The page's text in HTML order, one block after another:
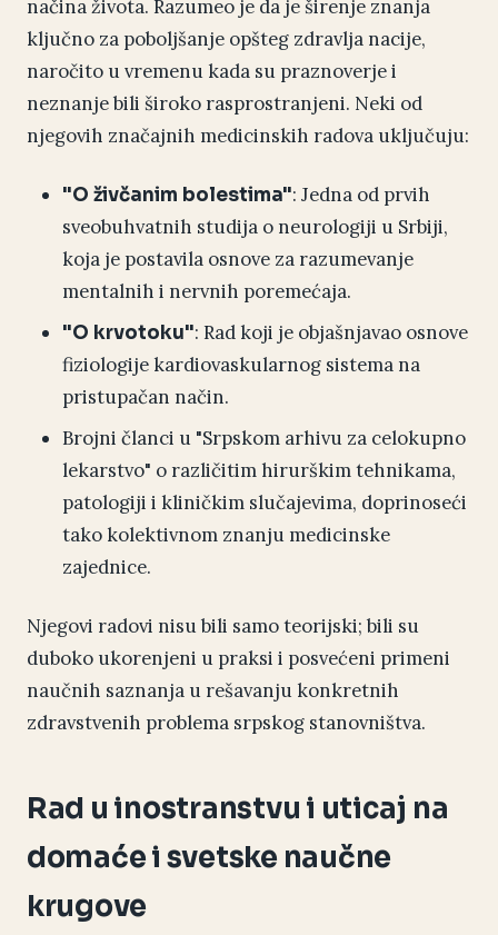
načina života. Razumeo je da je širenje znanja
ključno za poboljšanje opšteg zdravlja nacije,
naročito u vremenu kada su praznoverje i
neznanje bili široko rasprostranjeni. Neki od
njegovih značajnih medicinskih radova uključuju:
"O živčanim bolestima": Jedna od prvih
sveobuhvatnih studija o neurologiji u Srbiji,
koja je postavila osnove za razumevanje
mentalnih i nervnih poremećaja.
"O krvotoku": Rad koji je objašnjavao osnove
fiziologije kardiovaskularnog sistema na
pristupačan način.
Brojni članci u "Srpskom arhivu za celokupno
lekarstvo" o različitim hirurškim tehnikama,
patologiji i kliničkim slučajevima, doprinoseći
tako kolektivnom znanju medicinske
zajednice.
Njegovi radovi nisu bili samo teorijski; bili su
duboko ukorenjeni u praksi i posvećeni primeni
naučnih saznanja u rešavanju konkretnih
zdravstvenih problema srpskog stanovništva.
Rad u inostranstvu i uticaj na
domaće i svetske naučne
krugove